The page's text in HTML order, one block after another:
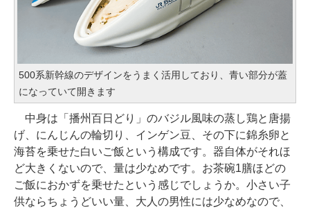
500系新幹線のデザインをうまく活用しており、青い部分が蓋
になっていて開きます
中身は「播州百日どり」のバジル風味の蒸し鶏と唐揚
げ、にんじんの輪切り、インゲン豆、その下に錦糸卵と
海苔を乗せた白いご飯という構成です。器自体がそれほ
ど大きくないので、量は少なめです。お茶碗1膳ほどの
ご飯におかずを乗せたという感じでしょうか。小さい子
供ならちょうどいい量、大人の男性には少なめなので、